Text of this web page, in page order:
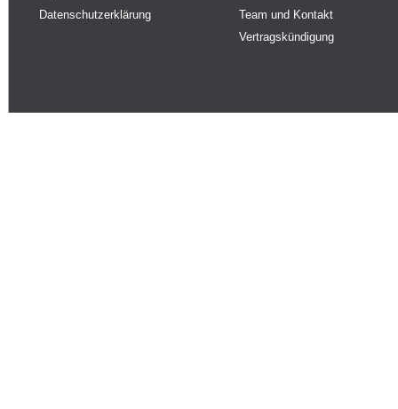
Datenschutzerklärung
Team und Kontakt
Vertragskündigung